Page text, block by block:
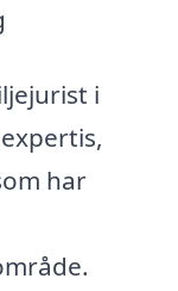
i
har